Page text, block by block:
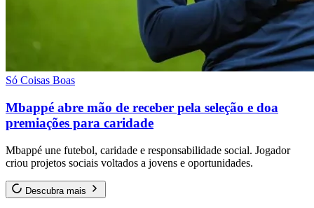
Só Coisas Boas
Mbappé abre mão de receber pela seleção e doa
premiações para caridade
Mbappé une futebol, caridade e responsabilidade social. Jogador
criou projetos sociais voltados a jovens e oportunidades.
Descubra mais